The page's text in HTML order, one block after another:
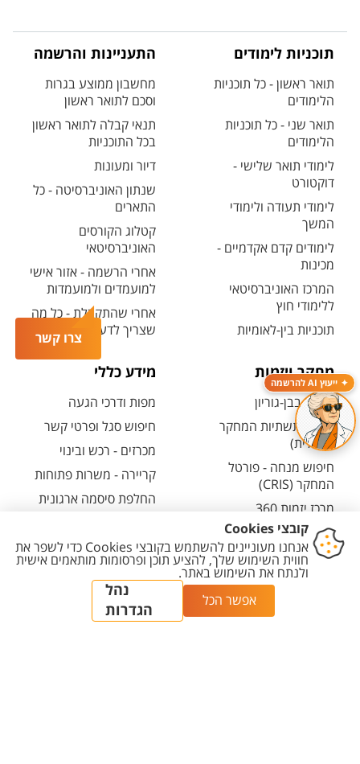
צרו קשר
ייעוץ AI להרשמה
תוכניות לימודים
תואר ראשון - כל תוכניות
הלימודים
תואר שני - כל תוכניות
הלימודים
לימודי תואר שלישי -
דוקטורט
לימודי תעודה ולימודי
המשך
לימודים קדם אקדמיים -
מכינות
המרכז האוניברסיטאי
ללימודי חוץ
תוכניות בין-לאומיות
התעניינות והרשמה
מחשבון ממוצע בגרות
וסכם לתואר ראשון
תנאי קבלה לתואר ראשון
בכל התוכניות
דיור ומעונות
שנתון האוניברסיטה - כל
התארים
קטלוג הקורסים
האוניברסיטאי
אחרי הרשמה - אזור אישי
למועמדים ולמועמדות
אחרי שהתקבלת - כל מה
שצריך לדעת
מחקר ויזמות
מחקר בבן-גוריון
קטלוג תשתיות המחקר
(אנגלית)
חיפוש מנחה - פורטל
המחקר (CRIS)
מרכז יזמות 360
BGN Technology
Transfer
פארק ההייטק
משרות אקדמיות
מידע כללי
מפות ודרכי הגעה
חיפוש סגל ופרטי קשר
מכרזים - רכש ובינוי
קריירה - משרות פתוחות
החלפת סיסמה ארגונית
ע"ש סילבן אדמס
חירום